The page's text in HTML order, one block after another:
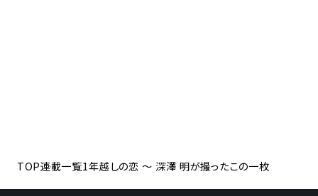
TOP連載一覧1年越しの恋 ～ 深澤 明が撮ったこの一枚